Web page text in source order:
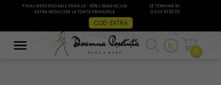
FINAL WEEKEND SALE PÂNĂ LA -60% | DOAR ACUM
EXTRA REDUCERE LA TOATE PRODUSELE
COD: EXTRA
SE TERMINĂ ÎN:
0 ZILE 10:52:34
0